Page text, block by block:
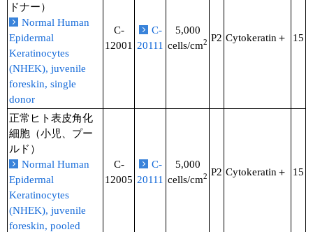
ドナー）
Normal Human
Epidermal
Keratinocytes
(NHEK), juvenile
foreskin, single
donor
C-
12001
C-
20111
5,000
cells/cm2 P2 Cytokeratin＋ 15
正常ヒト表皮角化
細胞（小児、プー
ルド）
Normal Human
Epidermal
Keratinocytes
(NHEK), juvenile
foreskin, pooled
C-
12005
C-
20111
5,000
cells/cm2 P2 Cytokeratin＋ 15